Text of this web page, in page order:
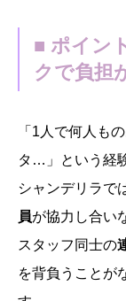
■ ポイン
クで負担
「1人で何人も
タ…」という経
シャンデリラで
員が協力し合い
スタッフ同士の
を背負うことが